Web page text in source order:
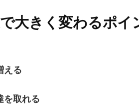
大きく変わるポイ
える
を取れる